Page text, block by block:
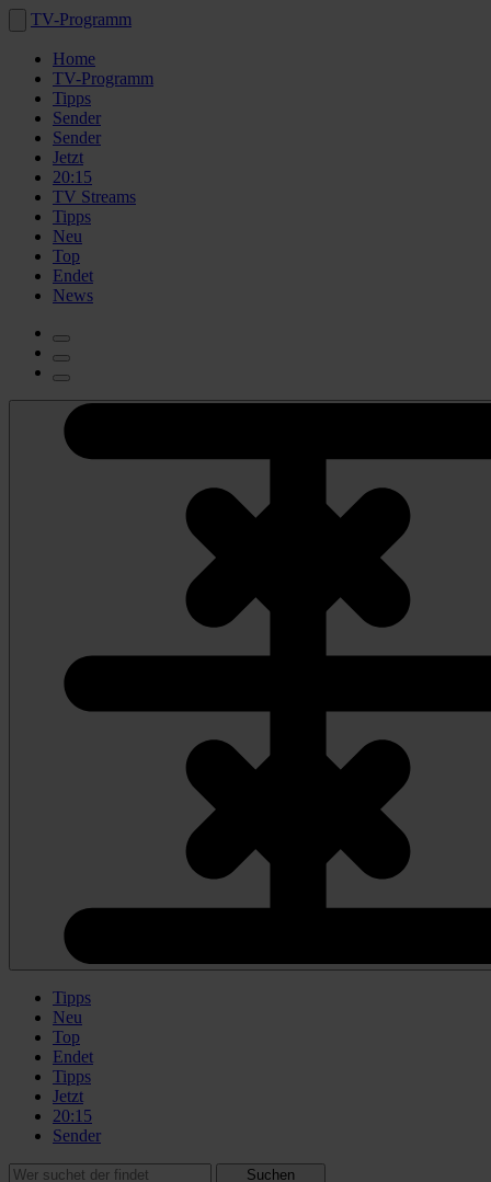
TV-Programm
Home
TV-Programm
Tipps
Sender
Sender
Jetzt
20:15
TV Streams
Tipps
Neu
Top
Endet
News
Tipps
Neu
Top
Endet
Tipps
Jetzt
20:15
Sender
Suchen